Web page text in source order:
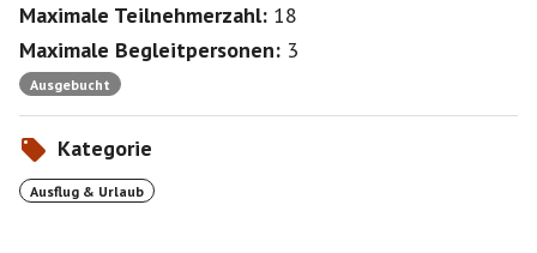
Maximale Teilnehmerzahl: 18
Maximale Begleitpersonen: 3
Ausgebucht
Kategorie
Ausflug & Urlaub